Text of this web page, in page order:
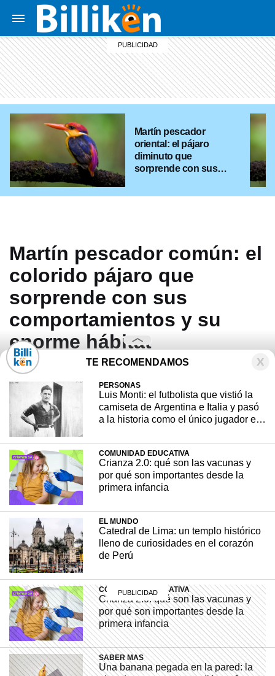
Martín pescador
oriental: el pájaro
diminuto que
sorprende con sus
Martín pescador común: el
colorido pájaro que
sorprende con sus
comportamientos y su
enorme hábitat
Con plumas brillantes y una habilidad única
para pescar, esta ave es una de las más
llamativas del mundo y se distribuye en tres
continentes.
EL MUNDO 13 mayo, 2026
TE RECOMENDAMOS
PERSONAS
Luis Monti: el futbolista que vistió la
camiseta de Argentina e Italia y pasó
a la historia como el único jugador en
Mundo
COMUNIDAD EDUCATIVA
Crianza 2.0: qué son las vacunas y
por qué son importantes desde la
primera infancia
EL MUNDO
Catedral de Lima: un templo histórico
lleno de curiosidades en el corazón
de Perú
COMUNIDAD EDUCATIVA
Crianza 2.0: qué son las vacunas y
por qué son importantes desde la
primera infancia
SABER MAS
Una banana pegada en la pared: la